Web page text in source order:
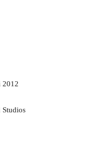
2012
Studios